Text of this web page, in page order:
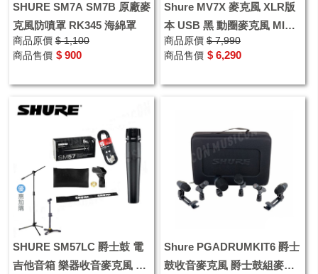
SHURE SM7A SM7B 原廠麥
克風防噴罩 RK345 海綿罩
商品原價 $ 1,100
商品售價 $ 900
Shure MV7X 麥克風 XLR版
本 USB 黑 動圈麥克風 MIC
錄音室 宅錄 遊戲 直播
商品原價 $ 7,990
商品售價 $ 6,290
SHURE SM57LC 爵士鼓 電
吉他音箱 樂器收音麥克風 送
Shure PGADRUMKIT6 爵士
鼓收音麥克風 爵士鼓組麥克